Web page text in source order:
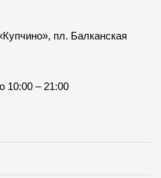
пл. Балканская
10:00 – 21:00